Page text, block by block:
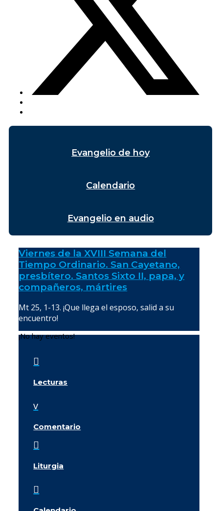
Evangelio de hoy
Calendario
Evangelio en audio
Viernes de la XVIII Semana del
Tiempo Ordinario. San Cayetano,
presbítero. Santos Sixto II, papa, y
compañeros, mártires
Mt 25, 1-13. ¡Que llega el esposo, salid a su
encuentro!
¡No hay eventos!

Lecturas
v
Comentario

Liturgia
